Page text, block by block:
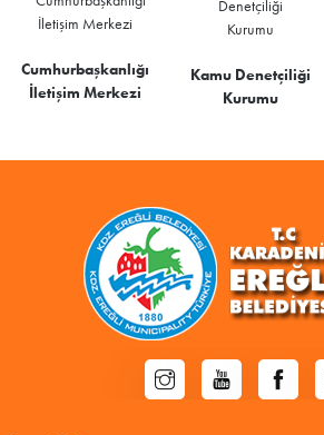
Cumhurbaşkanlığı
İletişim Merkezi
Kamu Denetçiliği
Kurumu